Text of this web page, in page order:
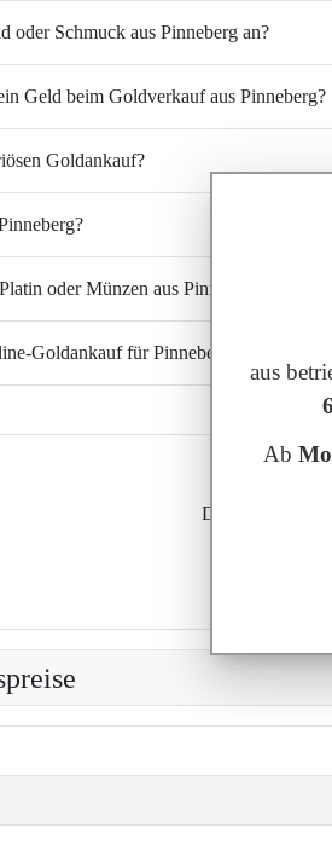
oder Schmuck aus Pinneberg an?
Geld beim Goldverkauf aus Pinneberg?
Goldankauf?
oder Münzen aus Pinneberg an?
Goldankauf für Pinneberg besonders?
Dass wir
Dass wir
Dass
aus
Ab